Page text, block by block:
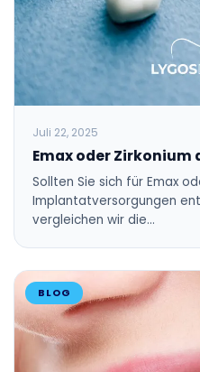
Juli 22, 2025
Emax oder
Sollten Sie sich für Emax
Implantatversorgungen
vergleichen wir die…
BLOG